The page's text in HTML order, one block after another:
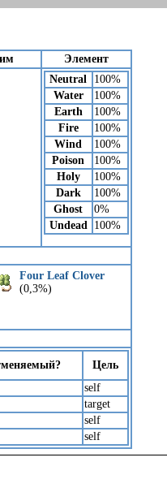
Элемент
Neutral
100%
Water
100%
Earth
100%
Fire
100%
Wind
100%
Poison
100%
Holy
100%
Dark
100%
Ghost
0%
Undead
100%
Four Leaf Clover
(0,3%)
Цель
self
target
self
self